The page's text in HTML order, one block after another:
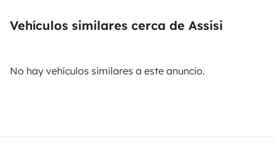
Vehículos similares cerca de Assisi
No hay vehículos similares a este anuncio.